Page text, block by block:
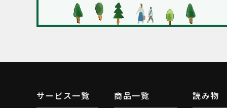
サービス一覧 商品一覧 読み物